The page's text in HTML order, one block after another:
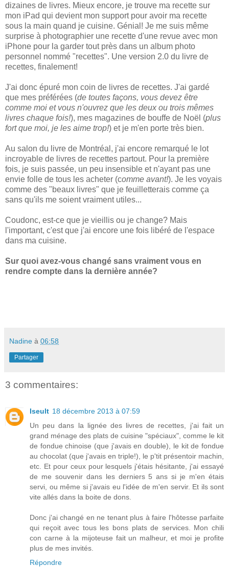
dizaines de livres. Mieux encore, je trouve ma recette sur
mon iPad qui devient mon support pour avoir ma recette
sous la main quand je cuisine. Génial! Je me suis même
surprise à photographier une recette d'une revue avec mon
iPhone pour la garder tout près dans un album photo
personnel nommé "recettes". Une version 2.0 du livre de
recettes, finalement!
J'ai donc épuré mon coin de livres de recettes. J'ai gardé
que mes préférées (de toutes façons, vous devez être
comme moi et vous n'ouvrez que les deux ou trois mêmes
livres chaque fois!), mes magazines de bouffe de Noël (plus
fort que moi, je les aime trop!) et je m'en porte très bien.
Au salon du livre de Montréal, j'ai encore remarqué le lot
incroyable de livres de recettes partout. Pour la première
fois, je suis passée, un peu insensible et n'ayant pas une
envie folle de tous les acheter (comme avant!). Je les voyais
comme des "beaux livres" que je feuilletterais comme ça
sans qu'ils me soient vraiment utiles...
Coudonc, est-ce que je vieillis ou je change? Mais
l'important, c'est que j'ai encore une fois libéré de l'espace
dans ma cuisine.
Sur quoi avez-vous changé sans vraiment vous en
rendre compte dans la dernière année?
Nadine à 06:58
Partager
3 commentaires:
Iseult 18 décembre 2013 à 07:59
Un peu dans la lignée des livres de recettes, j'ai fait un
grand ménage des plats de cuisine "spéciaux", comme le kit
de fondue chinoise (que j'avais en double), le kit de fondue
au chocolat (que j'avais en triple!), le p'tit présentoir machin,
etc. Et pour ceux pour lesquels j'étais hésitante, j'ai essayé
de me souvenir dans les derniers 5 ans si je m'en étais
servi, ou même si j'avais eu l'idée de m'en servir. Et ils sont
vite allés dans la boite de dons.
Donc j'ai changé en ne tenant plus à faire l'hôtesse parfaite
qui reçoit avec tous les bons plats de services. Mon chili
con carne à la mijoteuse fait un malheur, et moi je profite
plus de mes invités.
Répondre